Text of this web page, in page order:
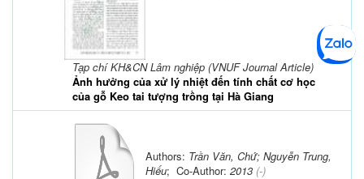
Tạp chí KH&CN Lâm nghiệp (VNUF Journal Article)
Ảnh hưởng của xử lý nhiệt đến tính chất cơ học
của gỗ Keo tai tượng trồng tại Hà Giang
Authors: Trần Văn, Chứ; Nguyễn Trung,
Hiếu; Co-Author: 2013 (-)